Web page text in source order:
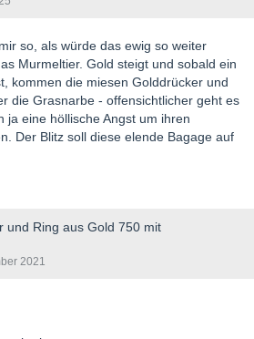
so, als würde das ewig so weiter
Murmeltier. Gold steigt und sobald ein
kommen die miesen Golddrücker und
die Grasnarbe - offensichtlicher geht es
ja eine höllische Angst um ihren
Der Blitz soll diese elende Bagage auf
und Ring aus Gold 750 mit
2021